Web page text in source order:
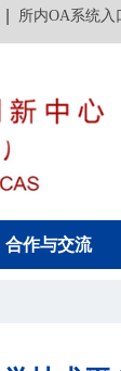
所内OA系统入
合作与交流